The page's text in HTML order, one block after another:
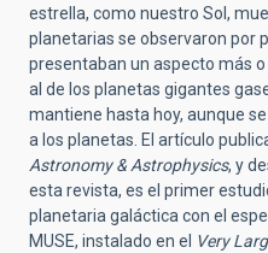
estrella, como nuestro Sol,
planetarias se observaron por
presentaban un aspecto más
al de los planetas gigantes
mantiene hasta hoy, aunque
a los planetas. El artículo
Astronomy & Astrophysics, y
esta revista, es el primer
planetaria galáctica con el
MUSE, instalado en el Very